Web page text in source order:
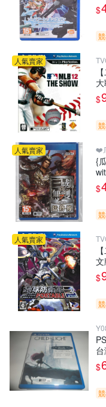
$
人氣賣家
【
$
人氣賣家 ❤️
{
$
人氣賣家
文
$
$